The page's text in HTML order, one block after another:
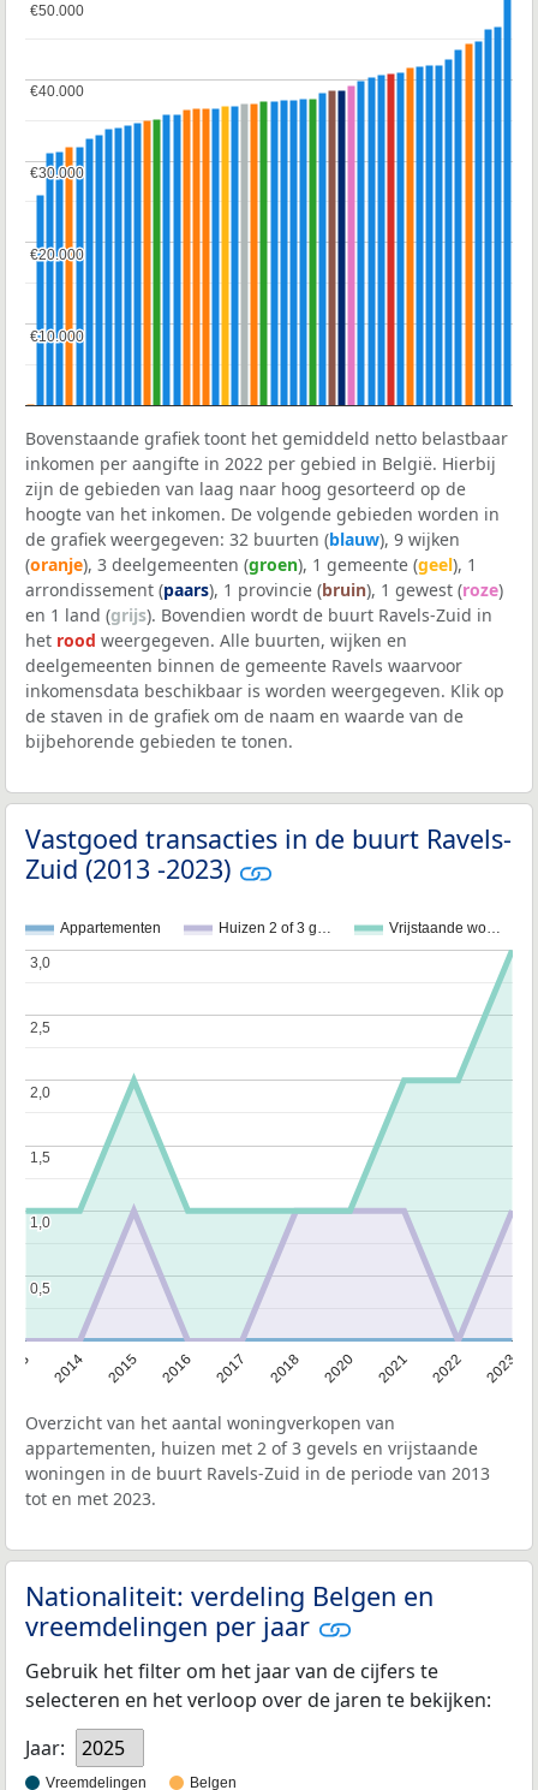
€10.000
€10.000
€20.000
€20.000
€30.000
€30.000
€40.000
€40.000
€50.000
€50.000
Bovenstaande grafiek toont het gemiddeld netto belastbaar
inkomen per aangifte in 2022 per gebied in België. Hierbij
zijn de gebieden van laag naar hoog gesorteerd op de
hoogte van het inkomen. De volgende gebieden worden in
de grafiek weergegeven: 32 buurten (blauw), 9 wijken
(oranje), 3 deelgemeenten (groen), 1 gemeente (geel), 1
arrondissement (paars), 1 provincie (bruin), 1 gewest (roze)
en 1 land (grijs). Bovendien wordt de buurt Ravels-Zuid in
het rood weergegeven. Alle buurten, wijken en
deelgemeenten binnen de gemeente Ravels waarvoor
inkomensdata beschikbaar is worden weergegeven. Klik op
de staven in de grafiek om de naam en waarde van de
bijbehorende gebieden te tonen.
Vastgoed transacties in de buurt Ravels-
Zuid (2013 -2023)
Appartementen Huizen 2 of 3 g… Vrijstaande wo…
2014 2015 2016 2017 2018 2020 2021 2022 2023
0,5
0,5
1,0
1,0
1,5
1,5
2,0
2,0
2,5
2,5
3,0
3,0
Overzicht van het aantal woningverkopen van
appartementen, huizen met 2 of 3 gevels en vrijstaande
woningen in de buurt Ravels-Zuid in de periode van 2013
tot en met 2023.
Nationaliteit: verdeling Belgen en
vreemdelingen per jaar
Gebruik het filter om het jaar van de cijfers te
selecteren en het verloop over de jaren te bekijken:
Jaar:
2025
Vreemdelingen Belgen